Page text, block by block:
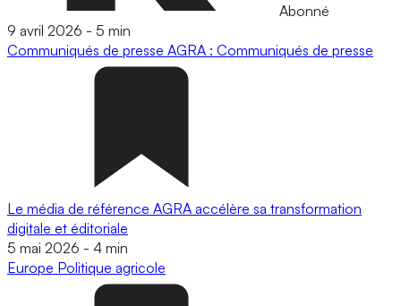
Abonné
9 avril 2026 - 5 min
Communiqués de presse AGRA : Communiqués de presse
Le média de référence AGRA accélère sa transformation
digitale et éditoriale
5 mai 2026 - 4 min
Europe Politique agricole